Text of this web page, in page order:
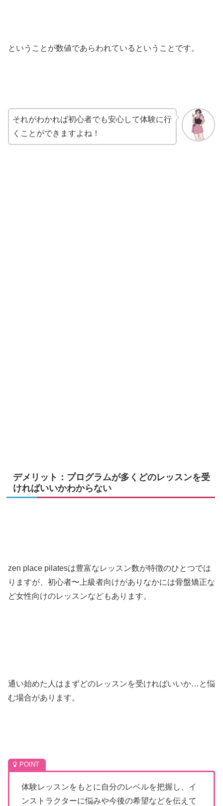
ということが数値であらわれているということです。
それがわかれば初心者でも安心して体験に行
くことができますよね！
デメリット：プログラムが多くどのレッスンを受
ければいいかわからない
zen place pilatesは豊富なレッスン数が特徴のひとつでは
りますが、初心者〜上級者向けがありなかには骨盤矯正な
ど女性向けのレッスンなどもあります。
通い始めた人はまずどのレッスンを受ければいいか…と悩
む場合があります。
体験レッスンをもとに自分のレベルを把握し、イ
ンストラクターに悩みや今後の希望などを伝えて